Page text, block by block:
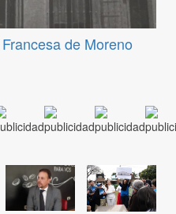
de Moreno